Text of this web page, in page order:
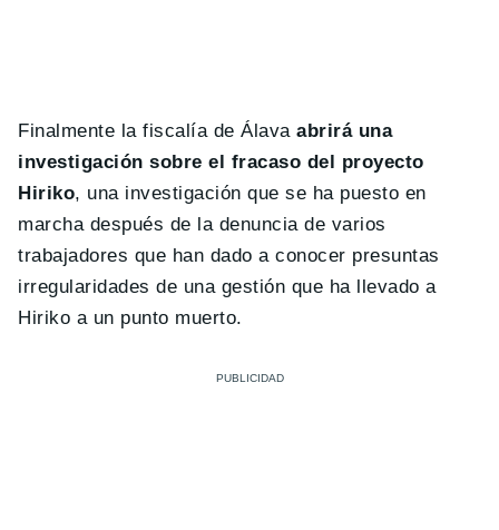
Finalmente la fiscalía de Álavaabrirá una
investigación sobre el fracaso del proyecto
Hiriko, una investigación que se ha puesto en
marcha después de la denuncia de varios
trabajadores que han dado a conocer presuntas
irregularidades de una gestión que ha llevado a
Hiriko a un punto muerto.